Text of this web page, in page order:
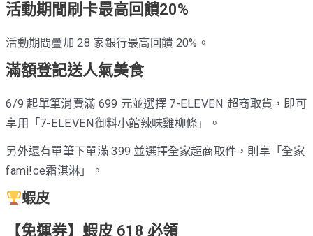
活動期間刷卡最高回饋20%
活動期間疊加 28 家銀行最高回饋 20%。
滿額登記送人氣美食
6/9 起單筆消費滿 699 元並選擇 7-ELEVEN 超商取貨，即可
享用「7-ELEVEN御料小館辣味雞柳條」。
另外還有單筆下單滿 399 並選擇全家超商取件，則享「全家
fami!ce霜淇淋」。
蝦皮
【免運券】蝦皮 618 必領